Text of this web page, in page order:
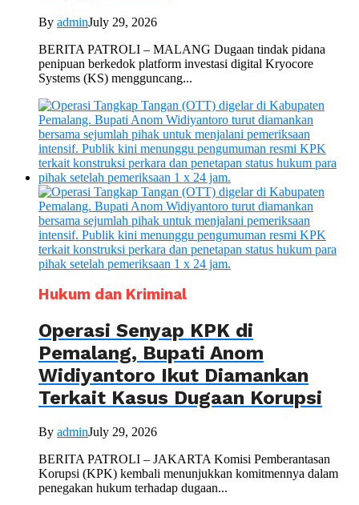
By adminJuly 29, 2026
BERITA PATROLI – MALANG Dugaan tindak pidana
penipuan berkedok platform investasi digital Kryocore
Systems (KS) mengguncang...
Hukum dan Kriminal
Operasi Senyap KPK di
Pemalang, Bupati Anom
Widiyantoro Ikut Diamankan
Terkait Kasus Dugaan Korupsi
By adminJuly 29, 2026
BERITA PATROLI – JAKARTA Komisi Pemberantasan
Korupsi (KPK) kembali menunjukkan komitmennya dalam
penegakan hukum terhadap dugaan...